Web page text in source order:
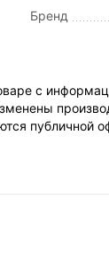
Бренд
с
публичной